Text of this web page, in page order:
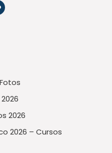
2026
2026 – Cursos